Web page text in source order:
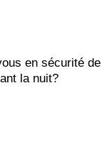
en sécurité de
la nuit?